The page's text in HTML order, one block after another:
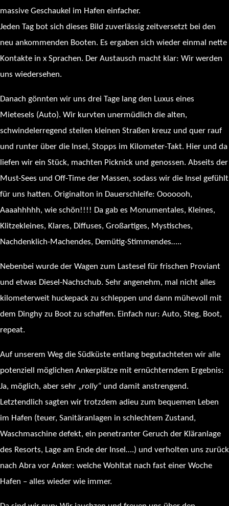
massive Geschaukel im Hafen einfacher.
Jeden Tag bot sich dieses Bild zuverlässig zeitversetzt bei den
neu ankommenden Booten. Es ergaben sich wieder einmal nette
Kontakte in x Sprachen. Der Austausch macht klar: Wir werden
uns wiedersehen.
Danach gönnten wir uns drei Tage lang den Luxus eines
Mietesels (Auto). Wir kurvten unermüdlich die alten,
schwindelerregend steilen kleinen Straßen kreuz und quer rauf
und runter über die Insel, Stopps im Kilometer-Takt. Hier und da
liefen wir ein Stück, machten Picknick und genossen. Abseits der
Must-Sees und Off-Time der Massen, sodass wir die Insel gefühlt
für uns hatten. Originalton in Dauerschleife: Ooooooh,
Aaaahhhhh, wie schön!!!! Da gab es Monumentales, Kleines,
Klitzekleines, Klares, Diffuses, Großartiges, Mystisches,
Nachdenklich-Machendes, Demütig-Stimmendes…..
Nebenbei wurde der Wagen zum Lastesel für frischen Proviant
und etwas Diesel-Nachschub. Sehr angenehm, mal nicht alles
kilometerweit huckepack zu schleppen und dann mühevoll mit
dem Dinghy zu Boot zu schaffen. Einfach nur: Auto, Steg, Boot,
repeat.
Auf unserem Weg die Südküste entlang begutachteten wir alle
potenziell möglichen Ankerplätze mit ernüchterndem Ergebnis:
Ja, möglich, aber sehr „rolly“ und damit anstrengend.
Letztendlich sagten wir trotzdem adieu zum bequemen Leben
im Hafen (teuer, Sanitäranlagen in schlechtem Zustand,
Waschmaschine defekt, ein penetranter Geruch der Kläranlage
des Resorts, Lage am Ende der Insel….) und verholten uns zurück
nach Abra vor Anker: welche Wohltat nach fast einer Woche
Hafen – alles wieder wie immer.